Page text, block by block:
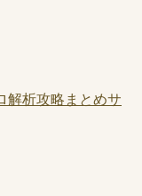
解析攻略まとめサ